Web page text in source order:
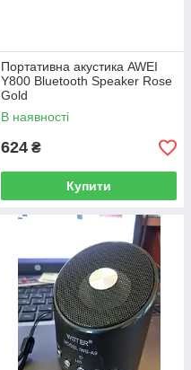
Портативна акустика AWEI
Y800 Bluetooth Speaker Rose
Gold
В наявності
624 ₴
Купити